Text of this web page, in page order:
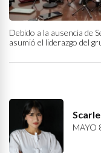
Debido a la ausencia de
asumió el liderazgo del
MAYO